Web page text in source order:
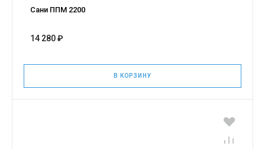
Сани ППМ 2200
14 280 ₽
В КОРЗИНУ